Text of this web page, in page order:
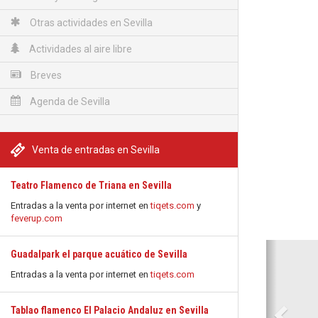
Otras actividades en Sevilla
Actividades al aire libre
Breves
Agenda de Sevilla
Venta de entradas en Sevilla
Teatro Flamenco de Triana en Sevilla
Entradas a la venta por internet entiqets.com y
feverup.com
Guadalpark el parque acuático de Sevilla
Entradas a la venta por internet entiqets.com
Tablao flamenco El Palacio Andaluz en Sevilla